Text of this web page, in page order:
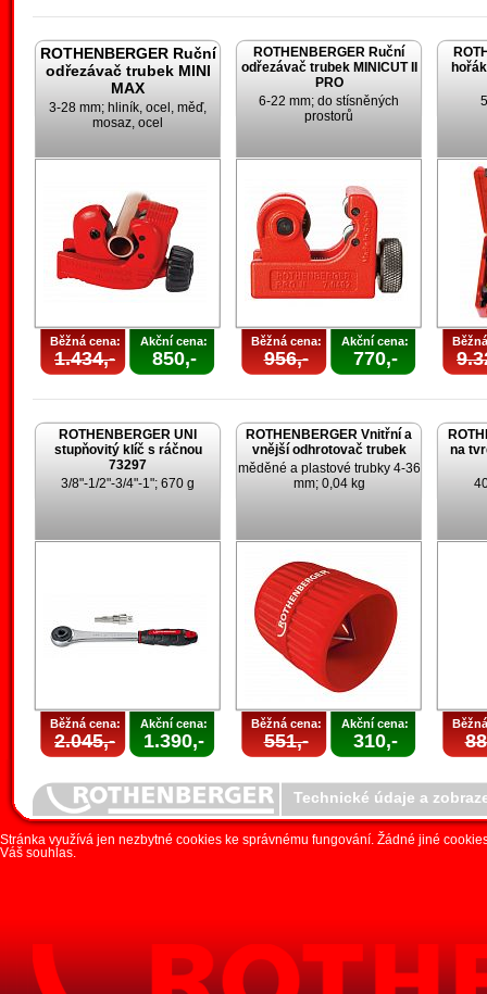
ROTHENBERGER Ruční
odřezávač trubek MINI
MAX
3-28 mm; hliník, ocel, měď,
mosaz, ocel
Běžná cena:
1.434,-
Akční cena:
850,-
ROTHENBERGER Ruční
odřezávač trubek MINICUT II
PRO
6-22 mm; do stísněných
prostorů
Běžná cena:
956,-
Akční cena:
770,-
ROTHENBERGER UNI
stupňovitý klíč s ráčnou
73297
3/8"-1/2"-3/4"-1"; 670 g
Běžná cena:
2.045,-
Akční cena:
1.390,-
ROTHENBERGER Vnitřní a
vnější odhrotovač trubek
měděné a plastové trubky 4-36
mm; 0,04 kg
Běžná cena:
551,-
Akční cena:
310,-
na
Technické údaje a
Stránka využívá jen nezbytné cookies ke správnému fungování. Žádné jiné
Váš souhlas.